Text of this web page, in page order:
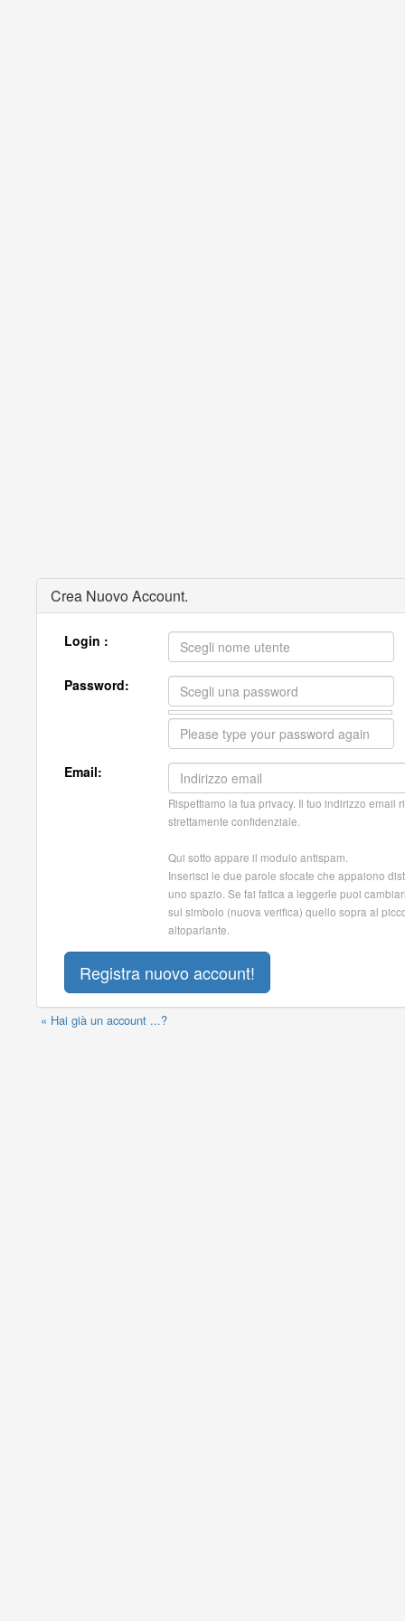
Crea Nuovo Account.
Login :
Password:
Email:
Rispettiamo la tua privacy. Il tuo indirizzo email
strettamente confidenziale.
Qui sotto appare il modulo antispam.
Inserisci le due parole sfocate che appaiono
uno spazio. Se fai fatica a leggerle puoi
sul simbolo (nuova verifica) quello sopra al
altoparlante.
« Hai già un account ...?